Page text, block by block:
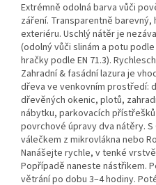
Extrémně odolná barva vůči
záření. Transparentně
exteriéru. Uschlý nátěr je
(odolný vůči slinám a potu
hračky podle EN 71.3).
Zahradní & fasádní lazura je
dřeva ve venkovním prostředí:
dřevěných okenic, plotů,
nábytku, parkovacích
povrchové úpravy dva nátěry.
válečkem z mikrovlákna nebo
Nanášejte rychle, v tenké
Popřípadě naneste nástřikem.
větrání po dobu 3–4 hodiny.